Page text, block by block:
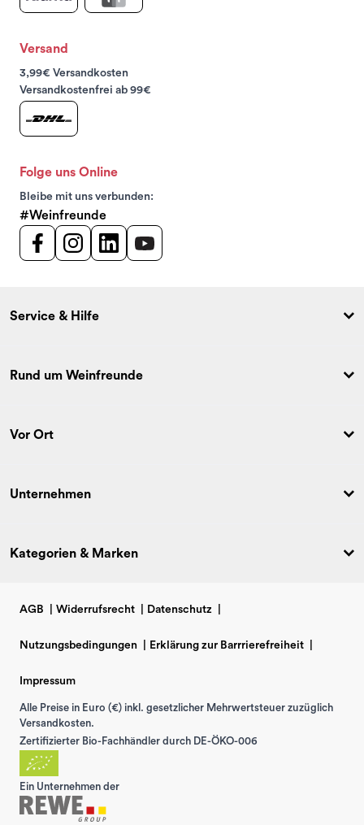
Versand
3,99€ Versandkosten
Versandkostenfrei ab 99€
Folge uns Online
Bleibe mit uns verbunden:
#Weinfreunde
Service & Hilfe
Rund um Weinfreunde
Vor Ort
Unternehmen
Kategorien & Marken
AGB Widerrufsrecht Datenschutz
Nutzungsbedingungen Erklärung zur Barrrierefreiheit
Impressum
Alle Preise in Euro (€) inkl. gesetzlicher Mehrwertsteuer zuzüglich
Versandkosten.
Zertifizierter Bio-Fachhändler durch DE-ÖKO-006
Ein Unternehmen der